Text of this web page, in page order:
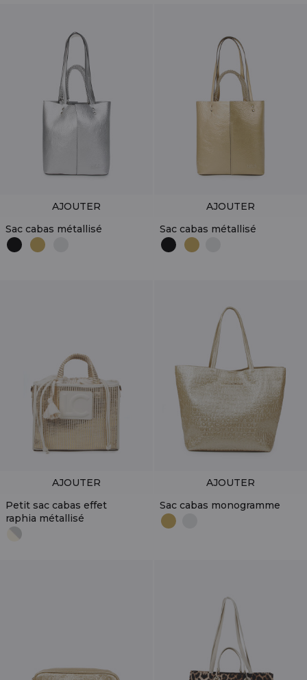
Sac cabas métallisé
AJOUTER
Sac cabas métallisé
AJOUTER
Petit sac cabas effet
raphia métallisé
AJOUTER
Sac cabas monogramme
AJOUTER